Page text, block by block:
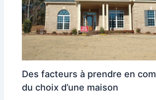
Des facteurs à prendre en
du choix d’une maison